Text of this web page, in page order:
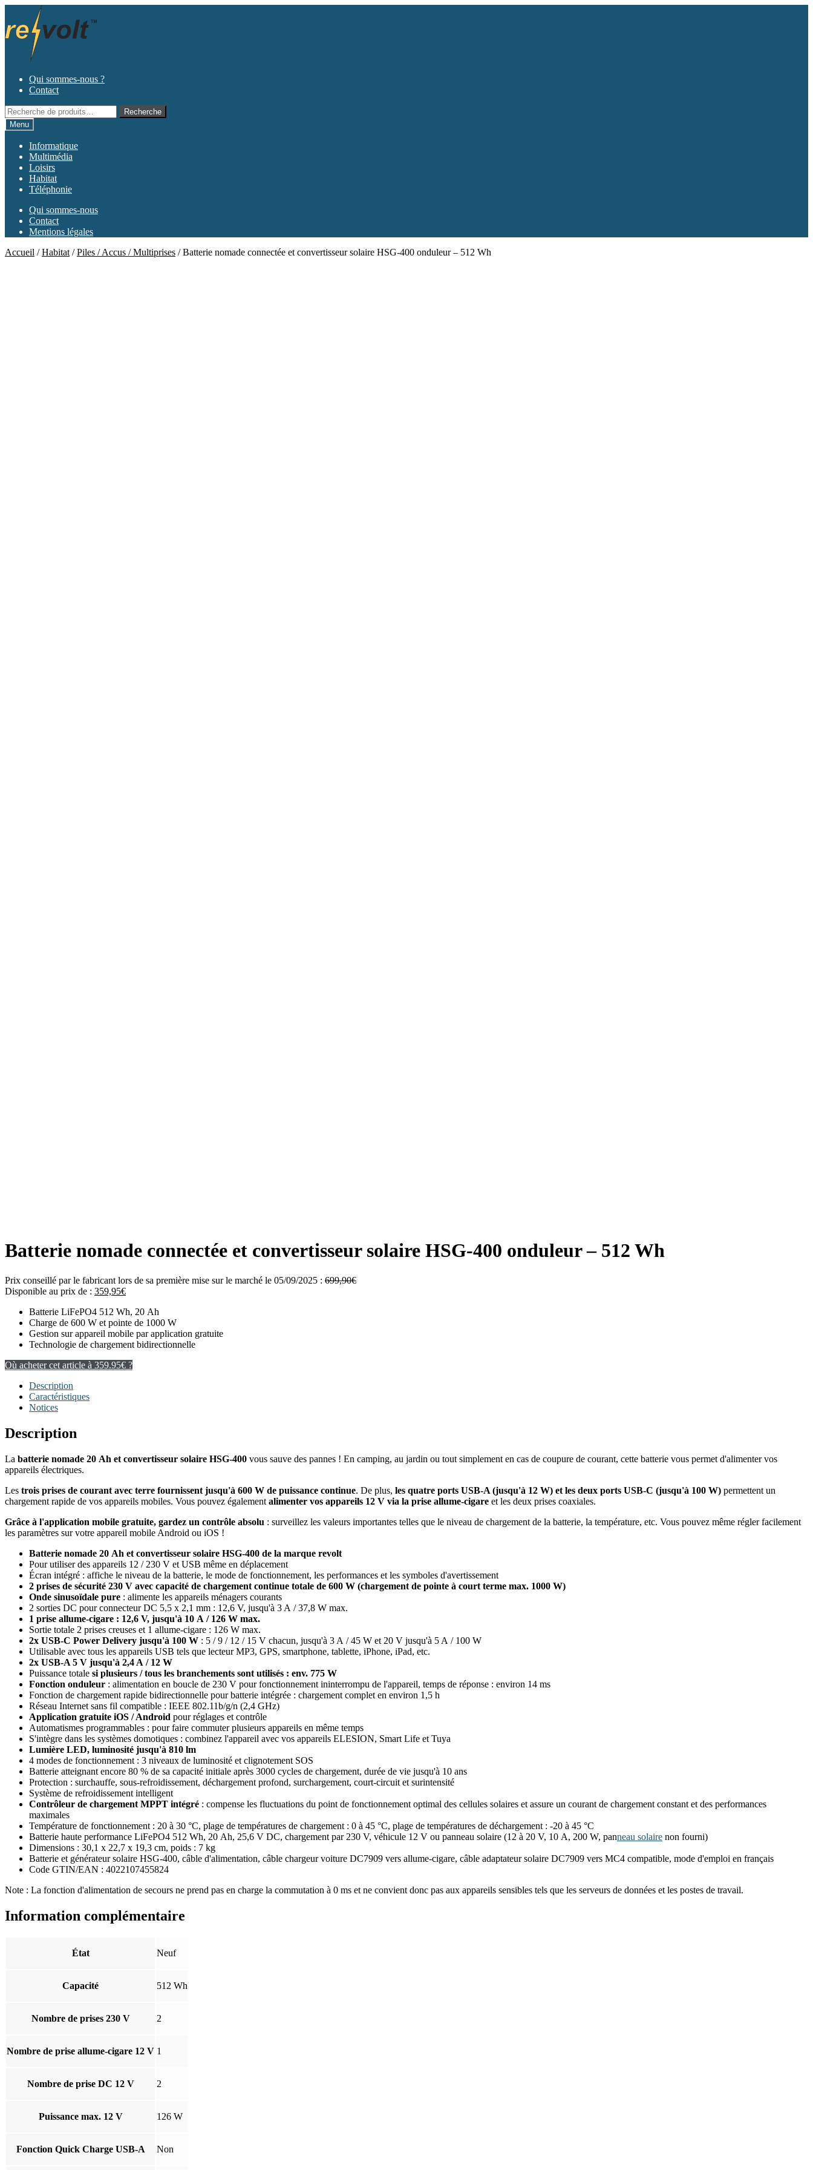
la
navigation
contenu
Qui sommes-nous ?
Contact
Recherche
pour :
Recherche
Menu
Informatique
Multimédia
Loisirs
Habitat
Téléphonie
Qui sommes-nous
Contact
Mentions légales
Accueil /Habitat /Piles / Accus / Multiprises /Batterie nomade connectée et convertisseur solaire HSG-400 onduleur – 512 Wh
Batterie nomade connectée et convertisseur solaire HSG-400 onduleur – 512 Wh
Prix conseillé par le fabricant lors de sa première mise sur le marché le 05/09/2025 : 699,90€
Disponible au prix de : 359,95€
Batterie LiFePO4 512 Wh, 20 Ah
Charge de 600 W et pointe de 1000 W
Gestion sur appareil mobile par application gratuite
Technologie de chargement bidirectionnelle
Où acheter cet article à 359.95€ ?
Description
Caractéristiques
Notices
Description
La batterie nomade 20 Ah et convertisseur solaire HSG-400 vous sauve des pannes ! En camping, au jardin ou tout simplement en cas de coupure de courant, cette batterie vous permet d'alimenter vos
appareils électriques.
Les trois prises de courant avec terre fournissent jusqu'à 600 W de puissance continue. De plus, les quatre ports USB-A (jusqu'à 12 W) et les deux ports USB-C (jusqu'à 100 W) permettent un
chargement rapide de vos appareils mobiles. Vous pouvez également alimenter vos appareils 12 V via la prise allume-cigare et les deux prises coaxiales.
Grâce à l'application mobile gratuite, gardez un contrôle absolu : surveillez les valeurs importantes telles que le niveau de chargement de la batterie, la température, etc. Vous pouvez même régler facilement
les paramètres sur votre appareil mobile Android ou iOS !
Batterie nomade 20 Ah et convertisseur solaire HSG-400 de la marque revolt
Pour utiliser des appareils 12 / 230 V et USB même en déplacement
Écran intégré : affiche le niveau de la batterie, le mode de fonctionnement, les performances et les symboles d'avertissement
2 prises de sécurité 230 V avec capacité de chargement continue totale de 600 W (chargement de pointe à court terme max. 1000 W)
Onde sinusoïdale pure : alimente les appareils ménagers courants
2 sorties DC pour connecteur DC 5,5 x 2,1 mm : 12,6 V, jusqu'à 3 A / 37,8 W max.
1 prise allume-cigare : 12,6 V, jusqu'à 10 A / 126 W max.
Sortie totale 2 prises creuses et 1 allume-cigare : 126 W max.
2x USB-C Power Delivery jusqu'à 100 W : 5 / 9 / 12 / 15 V chacun, jusqu'à 3 A / 45 W et 20 V jusqu'à 5 A / 100 W
Utilisable avec tous les appareils USB tels que lecteur MP3, GPS, smartphone, tablette, iPhone, iPad, etc.
2x USB-A 5 V jusqu'à 2,4 A / 12 W
Puissance totale si plusieurs / tous les branchements sont utilisés : env. 775 W
Fonction onduleur : alimentation en boucle de 230 V pour fonctionnement ininterrompu de l'appareil, temps de réponse : environ 14 ms
Fonction de chargement rapide bidirectionnelle pour batterie intégrée : chargement complet en environ 1,5 h
Réseau Internet sans fil compatible : IEEE 802.11b/g/n (2,4 GHz)
Application gratuite iOS / Android pour réglages et contrôle
Automatismes programmables : pour faire commuter plusieurs appareils en même temps
S'intègre dans les systèmes domotiques : combinez l'appareil avec vos appareils ELESION, Smart Life et Tuya
Lumière LED, luminosité jusqu'à 810 lm
4 modes de fonctionnement : 3 niveaux de luminosité et clignotement SOS
Batterie atteignant encore 80 % de sa capacité initiale après 3000 cycles de chargement, durée de vie jusqu'à 10 ans
Protection : surchauffe, sous-refroidissement, déchargement profond, surchargement, court-circuit et surintensité
Système de refroidissement intelligent
Contrôleur de chargement MPPT intégré : compense les fluctuations du point de fonctionnement optimal des cellules solaires et assure un courant de chargement constant et des performances
maximales
Température de fonctionnement : 20 à 30 °C, plage de températures de chargement : 0 à 45 °C, plage de températures de déchargement : -20 à 45 °C
Batterie haute performance LiFePO4 512 Wh, 20 Ah, 25,6 V DC, chargement par 230 V, véhicule 12 V ou panneau solaire (12 à 20 V, 10 A, 200 W, panneau solaire non fourni)
Dimensions : 30,1 x 22,7 x 19,3 cm, poids : 7 kg
Batterie et générateur solaire HSG-400, câble d'alimentation, câble chargeur voiture DC7909 vers allume-cigare, câble adaptateur solaire DC7909 vers MC4 compatible, mode d'emploi en français
Code GTIN/EAN : 4022107455824
Note : La fonction d'alimentation de secours ne prend pas en charge la commutation à 0 ms et ne convient donc pas aux appareils sensibles tels que les serveurs de données et les postes de travail.
Information complémentaire
État Neuf
Capacité 512 Wh
Nombre de prises 230 V 2
Nombre de prise allume-cigare 12 V 1
Nombre de prise DC 12 V 2
Puissance max. 12 V 126 W
Fonction Quick Charge USB-A Non